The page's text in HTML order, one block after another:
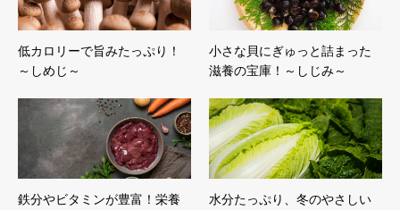
低カロリーで旨みたっぷり！
～しめじ～
小さな貝にぎゅっと詰まった
滋養の宝庫！～しじみ～
鉄分やビタミンが豊富！栄養
水分たっぷり、冬のやさしい